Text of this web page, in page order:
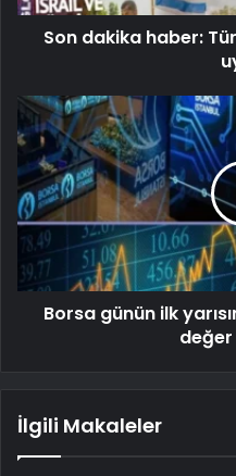
Son dakika haber:
Borsa günün ilk
değer
İlgili Makaleler